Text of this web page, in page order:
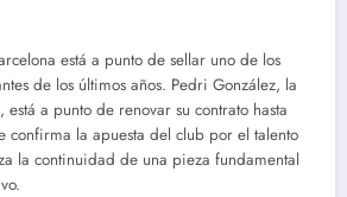
está a punto de sellar uno de los
de los últimos años. Pedri González, la
a punto de renovar su contrato hasta
confirma la apuesta del club por el talento
la continuidad de una pieza fundamental